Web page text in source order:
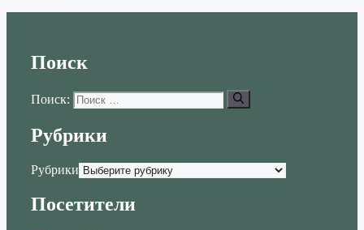
Поиск
Поиск:
Рубрики
Рубрики
Посетители